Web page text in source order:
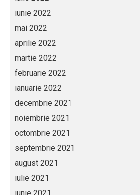
iunie 2022
mai 2022
aprilie 2022
martie 2022
februarie 2022
ianuarie 2022
decembrie 2021
noiembrie 2021
octombrie 2021
septembrie 2021
august 2021
iulie 2021
iunie 2021